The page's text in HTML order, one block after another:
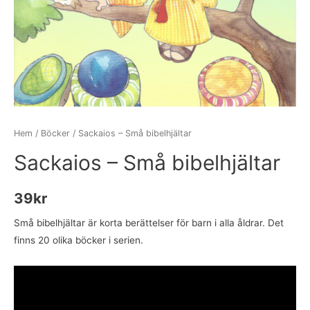
Hem / Böcker / Sackaios – Små bibelhjältar
Sackaios – Små bibelhjältar
39kr
Små bibelhjältar är korta berättelser för barn i alla åldrar. Det
finns 20 olika böcker i serien.